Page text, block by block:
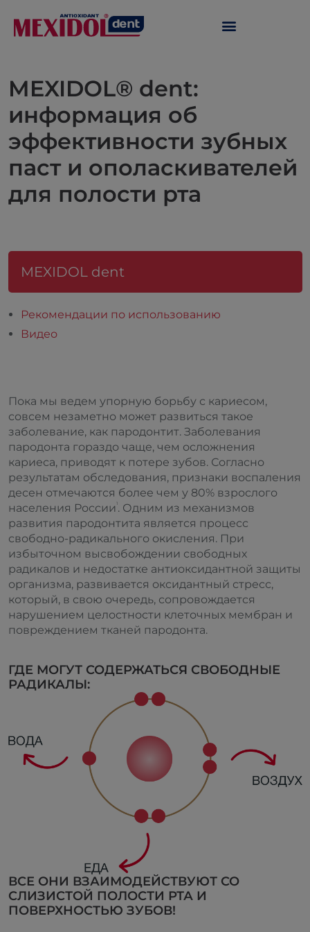
MEXIDOL® dent:
информация об
эффективности зубных
паст и ополаскивателей
для полости рта
MEXIDOL dent
Рекомендации по использованию
Видео
Пока мы ведем упорную борьбу с кариесом,
совсем незаметно может развиться такое
заболевание, как пародонтит. Заболевания
пародонта гораздо чаще, чем осложнения
кариеса, приводят к потере зубов. Согласно
результатам обследования, признаки воспаления
десен отмечаются более чем у 80% взрослого
населения России 1. Одним из механизмов
развития пародонтита является процесс
свободно-радикального окисления. При
избыточном высвобождении свободных
радикалов и недостатке антиоксидантной защиты
организма, развивается оксидантный стресс,
который, в свою очередь, сопровождается
нарушением целостности клеточных мембран и
повреждением тканей пародонта.
ГДЕ МОГУТ СОДЕРЖАТЬСЯ СВОБОДНЫЕ
РАДИКАЛЫ:
ВСЕ ОНИ ВЗАИМОДЕЙСТВУЮТ СО
СЛИЗИСТОЙ ПОЛОСТИ РТА И
ПОВЕРХНОСТЬЮ ЗУБОВ!